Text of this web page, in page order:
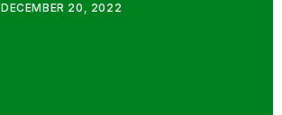
DECEMBER 20, 2022